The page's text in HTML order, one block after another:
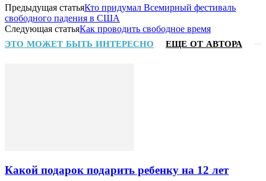
Предыдущая статьяКто придумал Всемирный фестиваль
свободного падения в США
Следующая статьяКак проводить свободное время
ЭТО МОЖЕТ БЫТЬ ИНТЕРЕСНО ЕЩЕ ОТ АВТОРА
Какой подарок подарить ребенку на 12 лет